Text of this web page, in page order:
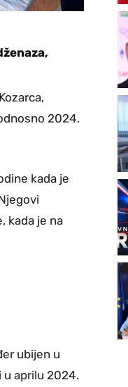
2024.
kada je
kada je na
ubijen u
u aprilu 2024.